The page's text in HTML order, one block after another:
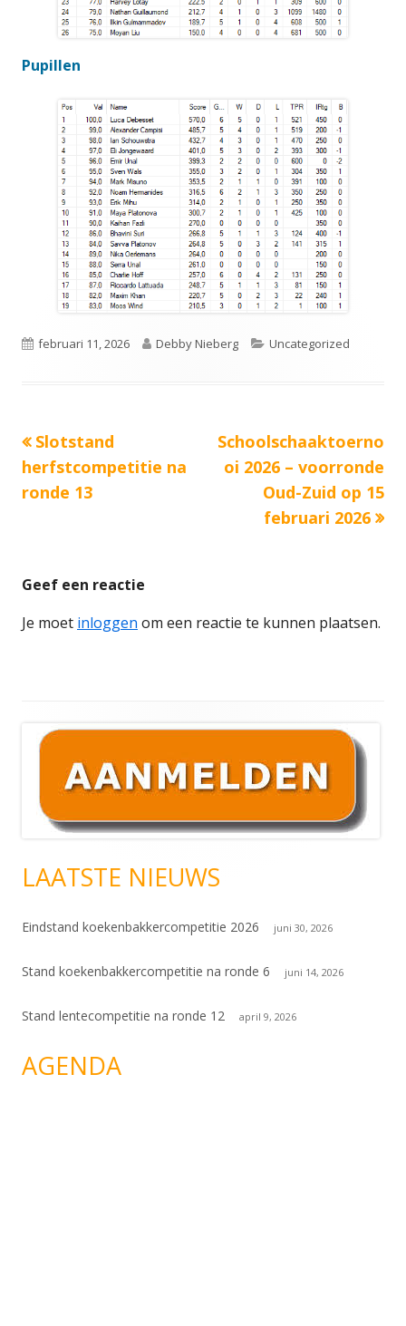
Pupillen
Gepubliceerd
februari 11, 2026 Auteur
Debby Nieberg Categorieën
Uncategorized
Bericht
navigatie
Vorige
bericht:
Slotstand
herfstcompetitie na
ronde 13
Volgende
bericht:
Schoolschaaktoerno
oi 2026 – voorronde
Oud-Zuid op 15
februari 2026
Geef een reactie
Je moet inloggen om een reactie te kunnen plaatsen.
Hoofd
sidebar
LAATSTE NIEUWS
Eindstand koekenbakkercompetitie 2026 juni 30, 2026
Stand koekenbakkercompetitie na ronde 6 juni 14, 2026
Stand lentecompetitie na ronde 12 april 9, 2026
AGENDA